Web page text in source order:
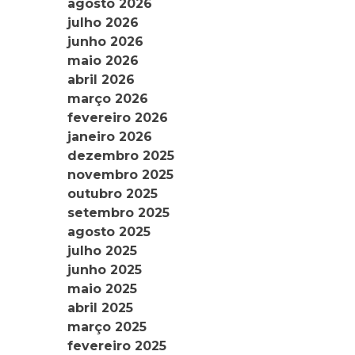
agosto 2026
julho 2026
junho 2026
maio 2026
abril 2026
março 2026
fevereiro 2026
janeiro 2026
dezembro 2025
novembro 2025
outubro 2025
setembro 2025
agosto 2025
julho 2025
junho 2025
maio 2025
abril 2025
março 2025
fevereiro 2025